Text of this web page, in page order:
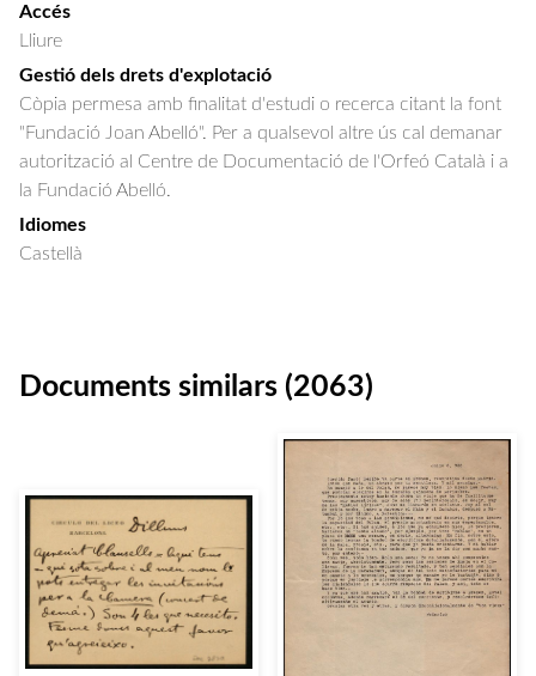
Accés
Lliure
Gestió dels drets d'explotació
Còpia permesa amb finalitat d'estudi o recerca citant la font
"Fundació Joan Abelló". Per a qualsevol altre ús cal demanar
autorització al Centre de Documentació de l'Orfeó Català i a
la Fundació Abelló.
Idiomes
Castellà
Documents similars (2063)